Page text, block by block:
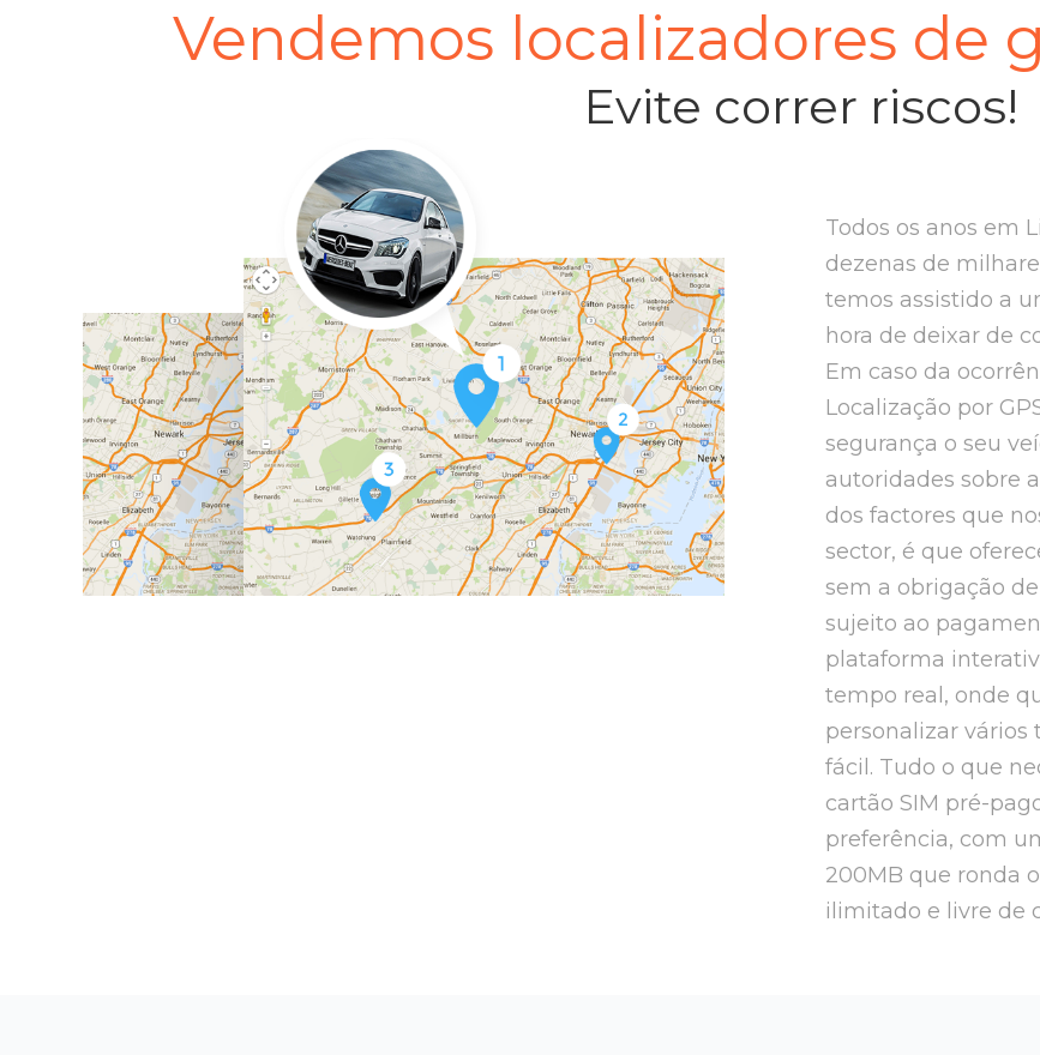
Vendemos localizadores de
Evite correr riscos!
Todos os anos em
dezenas de
temos assistido a
hora de deixar de
Em caso da
Localização por
segurança o seu
autoridades sobre
dos factores que
sector, é que
sem a obrigação
sujeito ao
plataforma
tempo real, onde
personalizar vários
fácil. Tudo o que
cartão SIM pré-
preferência, com
200MB que ronda
ilimitado e livre de